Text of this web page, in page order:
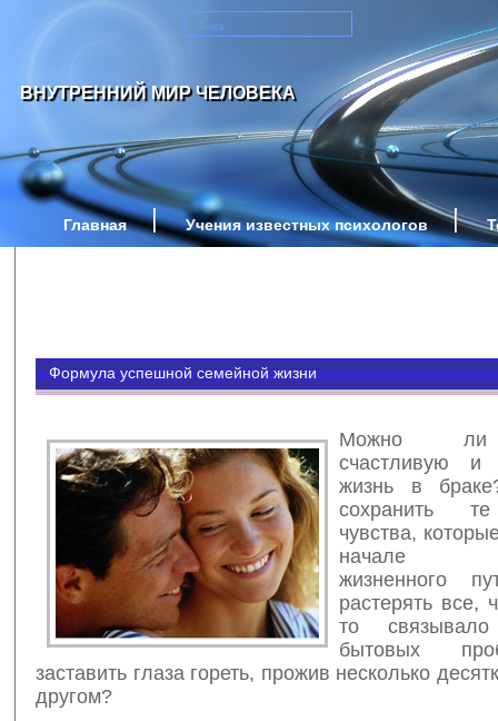
ВНУТРЕННИЙ МИР ЧЕЛОВЕКА
Главная Учения известных психологов
Формула успешной семейной жизни
Можно ли
счастливую и
жизнь в
сохранить
чувства,
начале
жизненного
растерять все,
то
бытовых
заставить глаза гореть, прожив несколько
другом?